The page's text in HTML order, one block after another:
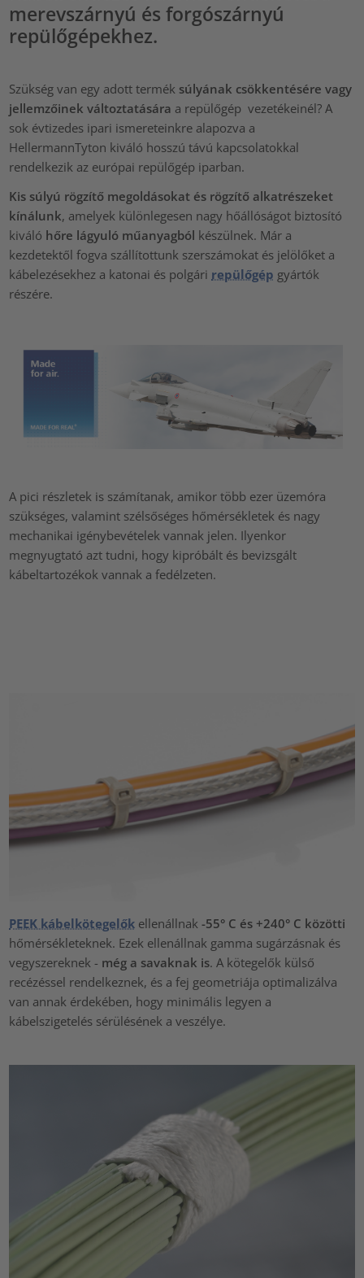
merevszárnyú és forgószárnyú
repülőgépekhez.
Szükség van egy adott termék súlyának csökkentésére vagy
jellemzőinek változtatására a repülőgép vezetékeinél? A
sok évtizedes ipari ismereteinkre alapozva a
HellermannTyton kiváló hosszú távú kapcsolatokkal
rendelkezik az európai repülőgép iparban.
Kis súlyú rögzítő megoldásokat és rögzítő alkatrészeket
kínálunk, amelyek különlegesen nagy hőállóságot biztosító
kiváló hőre lágyuló műanyagból készülnek. Már a
kezdetektől fogva szállítottunk szerszámokat és jelölőket a
kábelezésekhez a katonai és polgári repülőgép gyártók
részére.
A pici részletek is számítanak, amikor több ezer üzemóra
szükséges, valamint szélsőséges hőmérsékletek és nagy
mechanikai igénybevételek vannak jelen. Ilyenkor
megnyugtató azt tudni, hogy kipróbált és bevizsgált
kábeltartozékok vannak a fedélzeten.
PEEK kábelkötegelők ellenállnak-55° C és +240° C közötti
hőmérsékleteknek. Ezek ellenállnak gamma sugárzásnak és
vegyszereknek - még a savaknak is. A kötegelők külső
recézéssel rendelkeznek, és a fej geometriája optimalizálva
van annak érdekében, hogy minimális legyen a
kábelszigetelés sérülésének a veszélye.